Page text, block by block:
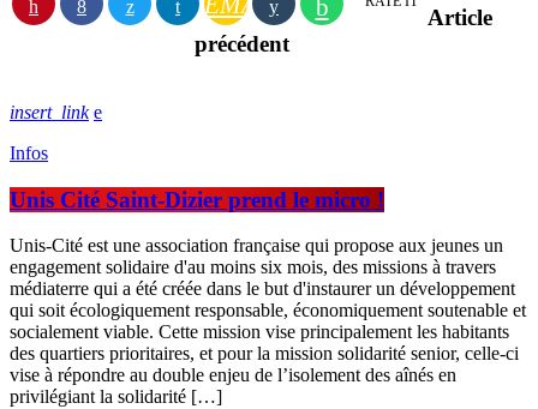
Article
précédent
insert_link
Infos
Unis Cité Saint-Dizier prend le micro !
Unis-Cité est une association française qui propose aux jeunes un
engagement solidaire d'au moins six mois, des missions à travers
médiaterre qui a été créée dans le but d'instaurer un développement
qui soit écologiquement responsable, économiquement soutenable et
socialement viable. Cette mission vise principalement les habitants
des quartiers prioritaires, et pour la mission solidarité senior, celle-ci
vise à répondre au double enjeu de l’isolement des aînés en
privilégiant la solidarité […]